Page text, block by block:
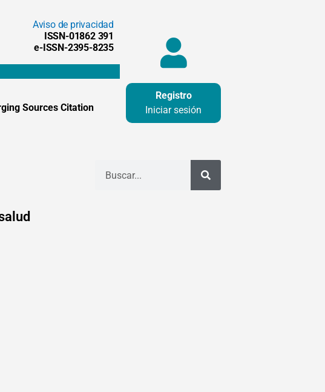
Aviso de privacidad
ISSN-01862 391
e-ISSN-2395-8235
Sources Citation
Registro
Iniciar sesión